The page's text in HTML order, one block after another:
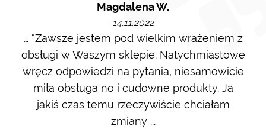
Magdalena W.
14.11.2022
… “Zawsze jestem pod wielkim wrażeniem z
obsługi w Waszym sklepie. Natychmiastowe
wręcz odpowiedzi na pytania, niesamowicie
miła obsługa no i cudowne produkty. Ja
jakiś czas temu rzeczywiście chciałam
zmiany ...